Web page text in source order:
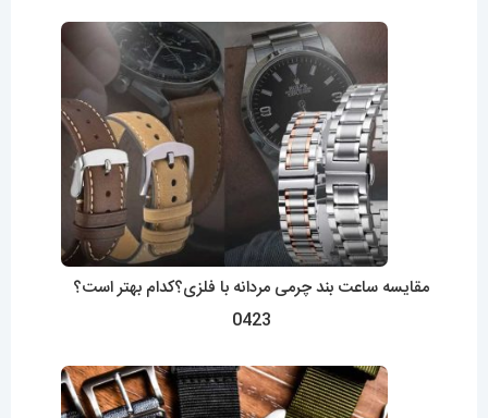
مقایسه ساعت بند چرمی مردانه با فلزی؟کدام بهتر است؟
0423